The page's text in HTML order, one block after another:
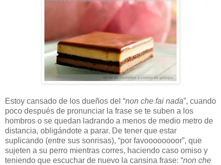
Estoy cansado de los dueños del “non che fai nada”, cuando
poco después de pronunciar la frase se te suben a los
hombros o se quedan ladrando a menos de medio metro de
distancia, obligándote a parar. De tener que estar
suplicando (entre sus sonrisas), “por favoooooooor”, que
sujeten a su perro mientras corres, haciendo caso omiso y
teniendo que escuchar de nuevo la cansina frase: “non che